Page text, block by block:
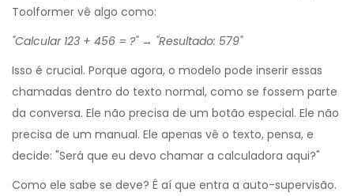
Toolformer vê algo como:
"Calcular 123 + 456 = ?" → "Resultado: 579"
Isso é crucial. Porque agora, o modelo pode inserir essas
chamadas dentro do texto normal, como se fossem parte
da conversa. Ele não precisa de um botão especial. Ele não
precisa de um manual. Ele apenas vê o texto, pensa, e
decide: "Será que eu devo chamar a calculadora aqui?"
Como ele sabe se deve? É aí que entra a auto-supervisão.